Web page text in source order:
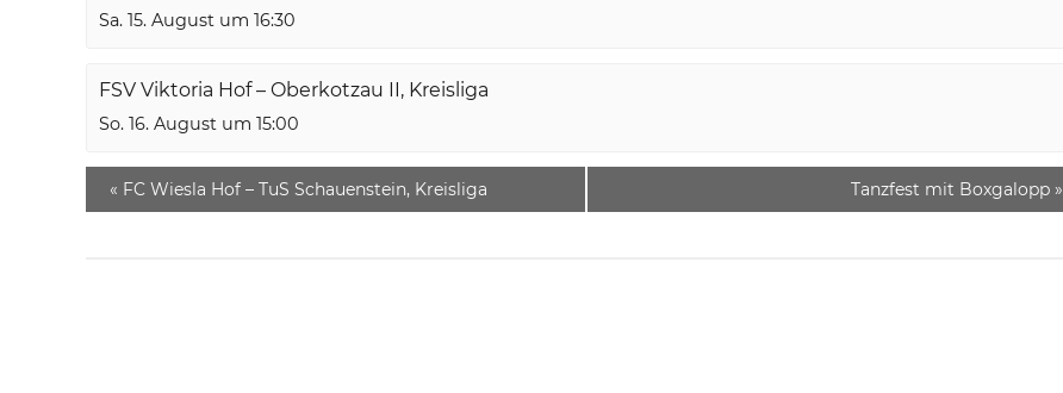
Sa. 15. August um 16:30
FSV Viktoria Hof – Oberkotzau II, Kreisliga
So. 16. August um 15:00
« FC Wiesla Hof – TuS Schauenstein, Kreisliga Tanzfest mit Boxgalopp »